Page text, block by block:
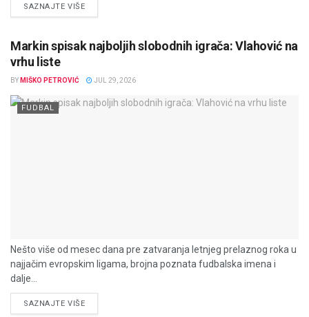
SAZNAJTE VIŠEDETAILS
Markin spisak najboljih slobodnih igrača: Vlahović na
vrhu liste
BY MIŠKO PETROVIĆ JUL 29, 2026
FUDBAL
Nešto više od mesec dana pre zatvaranja letnjeg prelaznog roka u
najjačim evropskim ligama, brojna poznata fudbalska imena i
dalje...
SAZNAJTE VIŠEDETAILS